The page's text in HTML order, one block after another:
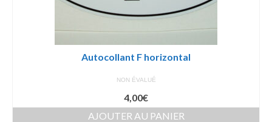
Autocollant F horizontal
NON ÉVALUÉ
4,00€
AJOUTER AU PANIER